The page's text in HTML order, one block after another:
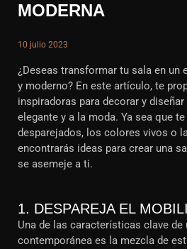
MODERNA
10 julio 2023
¿Deseas transformar tu sala en un
y moderno? En este artículo, te
inspiradoras para decorar y
elegante y a la moda. Ya sea que
desparejados, los colores vivos o
encontrarás ideas para crear una
se asemeje a ti.
1. DESPAREJA EL
Una de las características clave de
contemporánea es la mezcla de